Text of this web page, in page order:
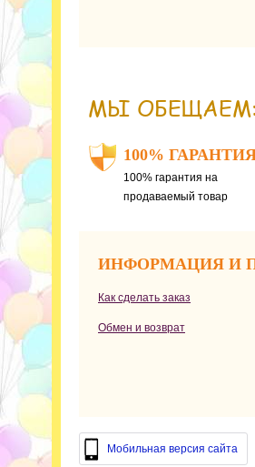
МЫ ОБЕЩАЕМ:
100%
100% гарантия на
продаваемый товар
ИНФОРМАЦИЯ И
Как сделать заказ
Обмен и возврат
Мобильная версия сайта